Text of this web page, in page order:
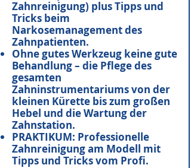
Zahnreinigung) plus Tipps und
Tricks beim
Narkosemanagement des
Zahnpatienten.
Ohne gutes Werkzeug keine gute
Behandlung – die Pflege des
gesamten
Zahninstrumentariums von der
kleinen Kürette bis zum großen
Hebel und die Wartung der
Zahnstation.
PRAKTIKUM: Professionelle
Zahnreinigung am Modell mit
Tipps und Tricks vom Profi.